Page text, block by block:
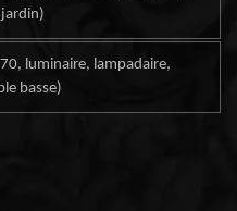
luminaire, lampadaire,
basse)